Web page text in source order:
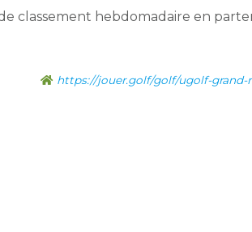
classement hebdomadaire en
https://jouer.golf/golf/ugolf-grand-